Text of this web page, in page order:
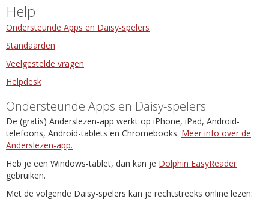
Help
Ondersteunde Apps en Daisy-spelers
Standaarden
Veelgestelde vragen
Helpdesk
Ondersteunde Apps en Daisy-spelers
De (gratis) Anderslezen-app werkt op iPhone, iPad, Android-
telefoons, Android-tablets en Chromebooks. Meer info over de
Anderslezen-app.
Heb je een Windows-tablet, dan kan je Dolphin EasyReader
gebruiken.
Met de volgende Daisy-spelers kan je rechtstreeks online lezen: